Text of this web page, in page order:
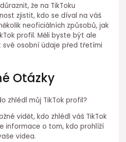
že na TikToku
zjistit, kdo se díval na váš
neoficiálních způsobů, jak
profil. Měli byste být ale
osobní údaje před třetími
Otázky
zhlédl můj TikTok profil?
vidět, kdo zhlédl váš TikTok
informace o tom, kdo prohlíží
videa.